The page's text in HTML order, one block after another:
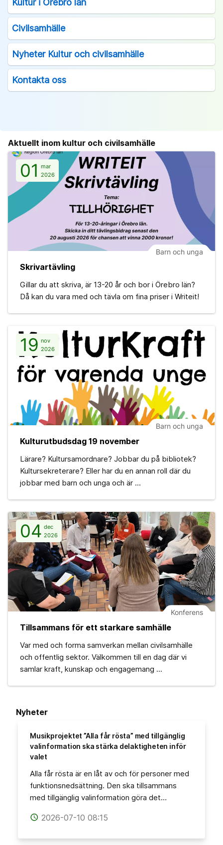
Civilsamhälle
Nyheter Kultur och civilsamhälle
Kontakta oss
Aktuellt inom kultur och civilsamhälle
01 mar
2026
Barn och unga
Skrivartävling
Gillar du att skriva, är 13-20 år och bor i Örebro län?
Då kan du vara med och tävla om fina priser i Writeit!
19 nov
2026
Barn och unga
Kulturutbudsdag 19 november
Lärare? Kultursamordnare? Jobbar du på bibliotek?
Kultursekreterare? Eller har du en annan roll där du
jobbar med barn och unga och är ...
04 dec
2026
Konferens
Tillsammans för ett starkare samhälle
Var med och forma samverkan mellan civilsamhälle
och offentlig sektor. Välkommen till en dag där vi
samlar kraft, kunskap och engagemang ...
Nyheter
Musikprojektet ”Alla får rösta” med tillgänglig
valinformation ska stärka delaktigheten inför
valet
Alla får rösta är en låt av och för personer med
funktionsnedsättning. Den ska tillsammans
med tillgänglig valinformation göra det…
access_time 2026-07-10 08:15